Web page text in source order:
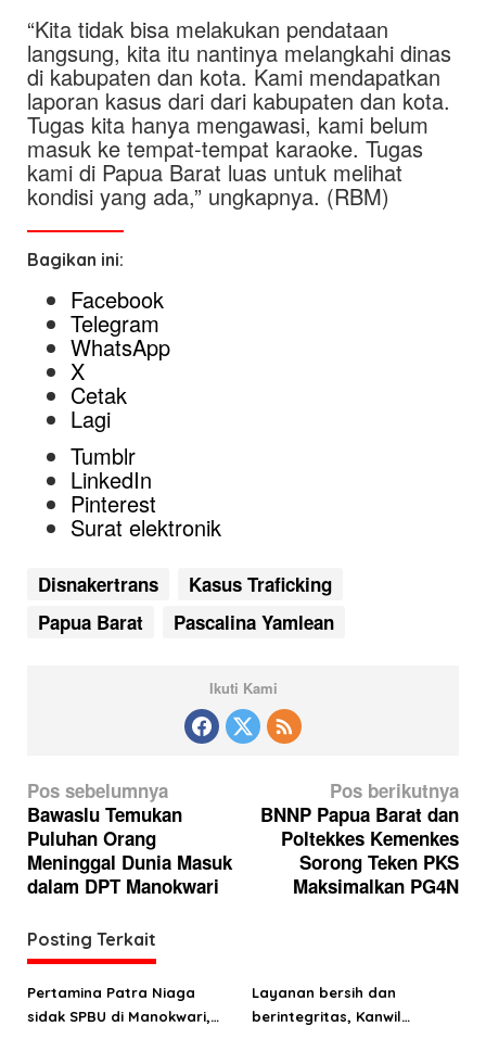
“Kita tidak bisa melakukan pendataan
langsung, kita itu nantinya melangkahi dinas
di kabupaten dan kota. Kami mendapatkan
laporan kasus dari dari kabupaten dan kota.
Tugas kita hanya mengawasi, kami belum
masuk ke tempat-tempat karaoke. Tugas
kami di Papua Barat luas untuk melihat
kondisi yang ada,” ungkapnya. (RBM)
Bagikan ini:
Facebook
Telegram
WhatsApp
X
Cetak
Lagi
Tumblr
LinkedIn
Pinterest
Surat elektronik
Disnakertrans
Kasus Traficking
Papua Barat
Pascalina Yamlean
Ikuti Kami
N
a
v
i
a
s
i
Pos sebelumnya
Bawaslu Temukan
Puluhan Orang
Meninggal Dunia Masuk
dalam DPT Manokwari
Pos berikutnya
BNNP Papua Barat dan
Poltekkes Kemenkes
Sorong Teken PKS
Maksimalkan PG4N
Posting Terkait
Pertamina Patra Niaga
sidak SPBU di Manokwari,
Layanan bersih dan
berintegritas, Kanwil